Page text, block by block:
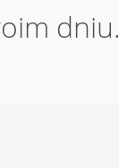
dniu.